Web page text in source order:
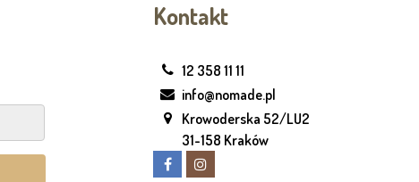
Kontakt
12 358 11 11
info@nomade.pl
Krowoderska 52/LU2
31-158 Kraków